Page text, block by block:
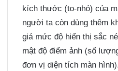
kích thước (to-nhỏ) của
người ta còn dùng thêm
giá mức độ hiển thị sắc
mật độ điểm ảnh (số
đơn vị diện tích màn